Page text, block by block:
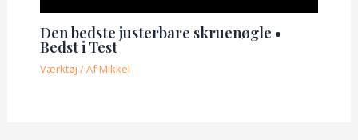
Den bedste justerbare skruenøgle •
Bedst i Test
Værktøj / AfMikkel